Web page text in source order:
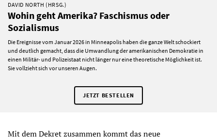
DAVID NORTH (HRSG.)
Wohin geht Amerika? Faschismus oder
Sozialismus
Die Ereignisse vom Januar 2026 in Minneapolis haben die ganze Welt schockiert
und deutlich gemacht, dass die Umwandlung der amerikanischen Demokratie in
einen Militär- und Polizeistaat nicht länger nur eine theoretische Möglichkeit ist.
Sie vollzieht sich vor unseren Augen.
JETZT BESTELLEN
Mit dem Dekret zusammen kommt das neue